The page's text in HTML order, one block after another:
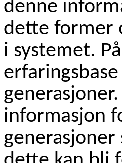
denne
dette former
i systemet.
informasjon
generasjoner